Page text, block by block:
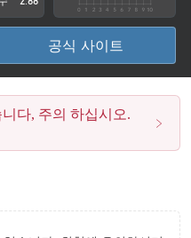
공식 사이트
다, 주의 하십시오.